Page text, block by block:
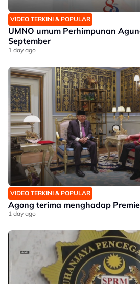
VIDEO TERKINI & POPULAR
UMNO umum Perhimpunan
September
1 day ago
VIDEO TERKINI & POPULAR
Agong terima menghadap
1 day ago